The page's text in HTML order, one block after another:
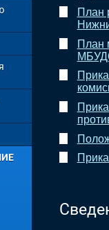
План
План